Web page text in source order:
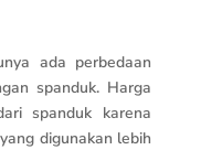
ada perbedaan
spanduk. Harga
spanduk karena
digunakan lebih